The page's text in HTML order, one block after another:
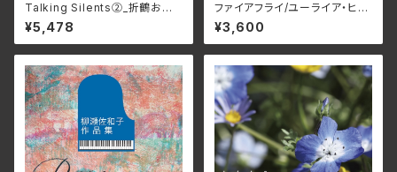
Talking Silents②_折鶴お千、
唐人お吉 DMSF-1007(仕様:
DVD)
¥5,478
ファイアフライ/ユーライア・ヒー
プ BELLE-264388(仕様:SH
M-CD)
¥3,600